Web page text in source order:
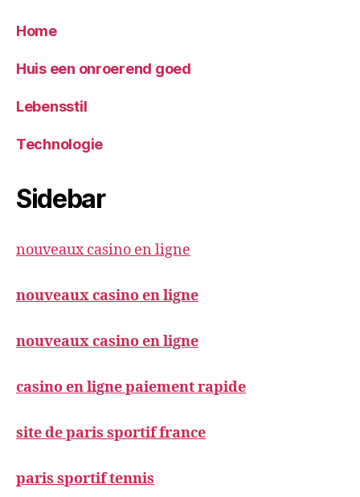
Home
Huis een onroerend goed
Lebensstil
Technologie
Sidebar
nouveaux casino en ligne
nouveaux casino en ligne
nouveaux casino en ligne
casino en ligne paiement rapide
site de paris sportif france
paris sportif tennis